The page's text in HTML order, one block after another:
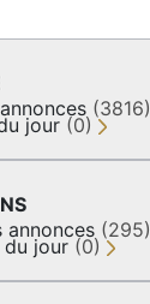
(3816)
jour (0)
annonces (295)
du jour (0)